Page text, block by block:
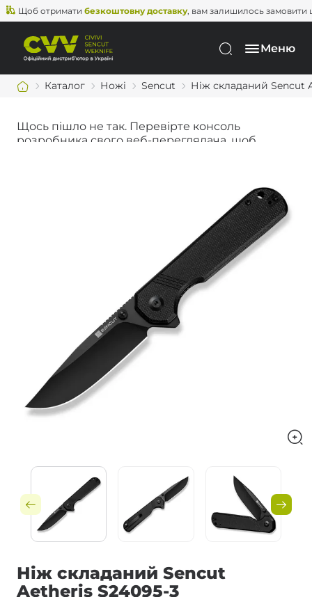
отриматибезкоштовну доставку, вам залишилось замовити ще
Меню
Каталог Ножі Sencut Ніж складаний Sencut
Щось пішло не так. Перевірте консоль
розробника свого веб-переглядача, щоб
Ніж складаний Sencut
Aetheris S24095-3